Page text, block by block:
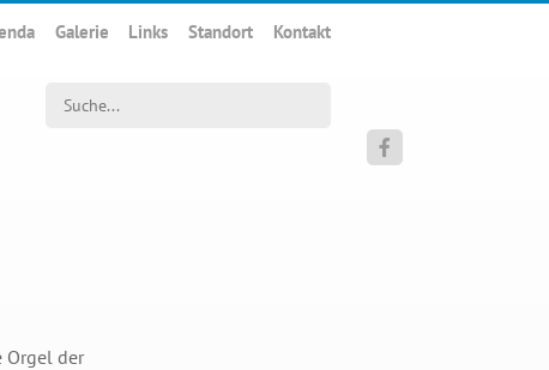
Galerie Links Standort Kontakt

Orgel der